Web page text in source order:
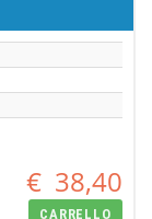
€ 38,40
CARRELLO